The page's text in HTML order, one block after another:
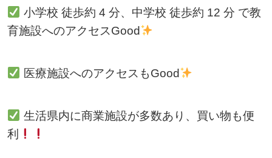
小学校 徒歩約 4 分、中学校 徒歩約 12 分 で教
育施設へのアクセスGood
医療施設へのアクセスもGood
生活県内に商業施設が多数あり、買い物も便
利